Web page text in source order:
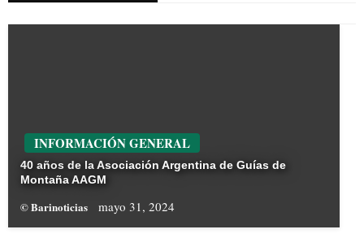
INFORMACIÓN GENERAL
40 años de la Asociación Argentina de Guías de
Montaña AAGM
© Barinoticias mayo 31, 2024